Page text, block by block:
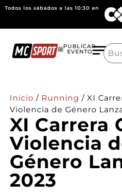
Todos los sábados a las 10:30 en
PUBLICAR
EVENTO
for:
Inicio / Running / XI
Violencia de Género
XI Carrera
Violencia
Género
2023